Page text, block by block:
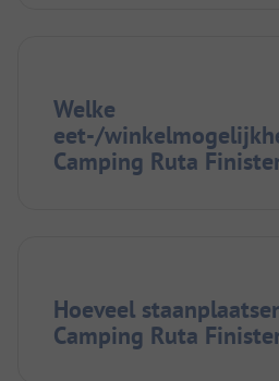
Welke
eet-/
Camping Ruta
Hoeveel
Camping Ruta